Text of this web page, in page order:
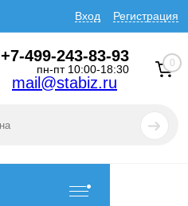
Вход Регистрация
+7-499-243-83-93
пн-пт 10:00-18:30
mail@stabiz.ru
0